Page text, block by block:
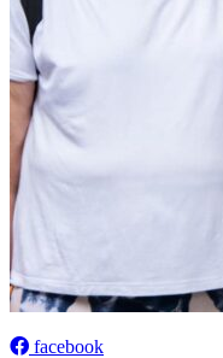
facebook